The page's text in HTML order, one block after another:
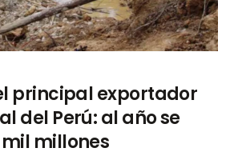
principal exportador
del Perú: al año se
millones